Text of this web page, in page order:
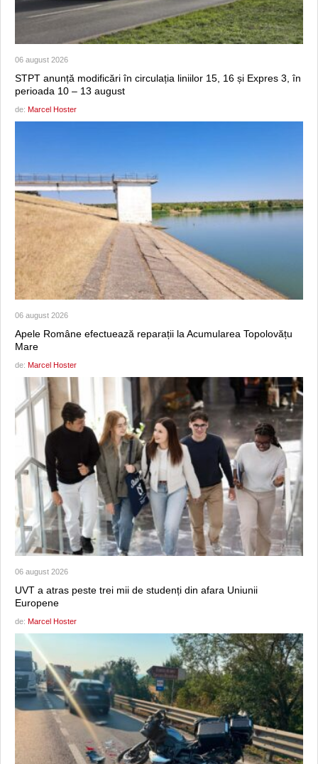
06 august 2026
STPT anunță modificări în circulația liniilor 15, 16 și Expres 3, în
perioada 10 – 13 august
de: Marcel Hoster
06 august 2026
Apele Române efectuează reparații la Acumularea Topolovățu
Mare
de: Marcel Hoster
06 august 2026
UVT a atras peste trei mii de studenți din afara Uniunii
Europene
de: Marcel Hoster